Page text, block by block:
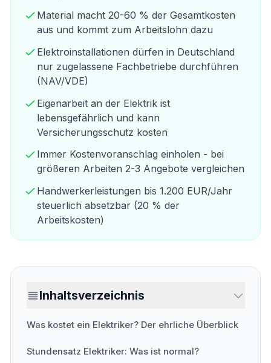
Material macht 20-60 % der Gesamtkosten
aus und kommt zum Arbeitslohn dazu
Elektroinstallationen dürfen in Deutschland
nur zugelassene Fachbetriebe durchführen
(NAV/VDE)
Eigenarbeit an der Elektrik ist
lebensgefährlich und kann
Versicherungsschutz kosten
Immer Kostenvoranschlag einholen - bei
größeren Arbeiten 2-3 Angebote vergleichen
Handwerkerleistungen bis 1.200 EUR/Jahr
steuerlich absetzbar (20 % der
Arbeitskosten)
Inhaltsverzeichnis
Was kostet ein Elektriker? Der ehrliche Überblick
Stundensatz Elektriker: Was ist normal?